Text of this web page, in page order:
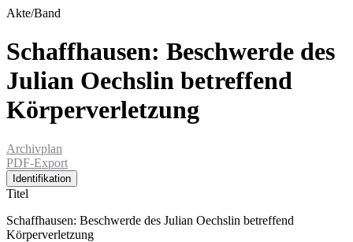
Akte/Band
Schaffhausen: Beschwerde des
Julian Oechslin betreffend
Körperverletzung
Archivplan
PDF-Export
Identifikation
Titel
Schaffhausen: Beschwerde des Julian Oechslin betreffend
Körperverletzung